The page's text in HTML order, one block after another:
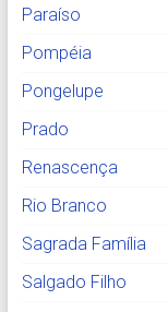
Paraíso
Pompéia
Pongelupe
Prado
Renascença
Rio Branco
Sagrada Família
Salgado Filho